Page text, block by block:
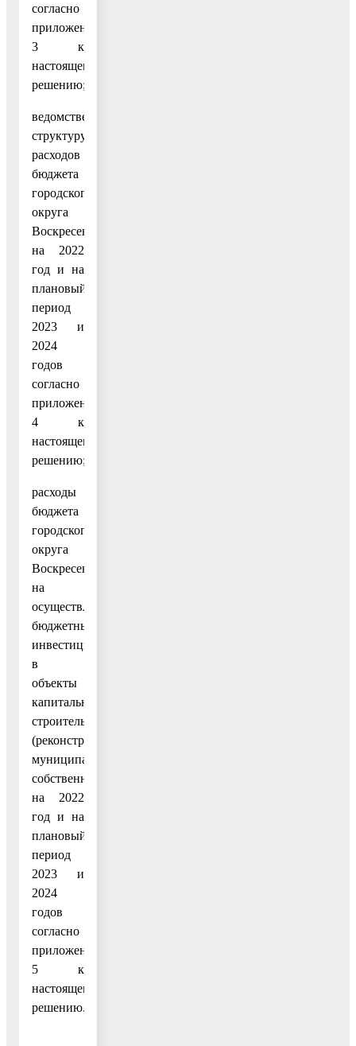
согласно
приложению
3 к
настоящему
решению;
ведомственную
структуру
расходов
бюджета
городского
округа
Воскресенск
на 2022
год и на
плановый
период
2023 и
2024
годов
согласно
приложению
4 к
настоящему
решению;
расходы
бюджета
городского
округа
Воскресенск
на
осуществление
бюджетных
инвестиций
в
объекты
капитального
строительства
(реконструкции)
муниципальной
собственности
на 2022
год и на
плановый
период
2023 и
2024
годов
согласно
приложению
5 к
настоящему
решению.